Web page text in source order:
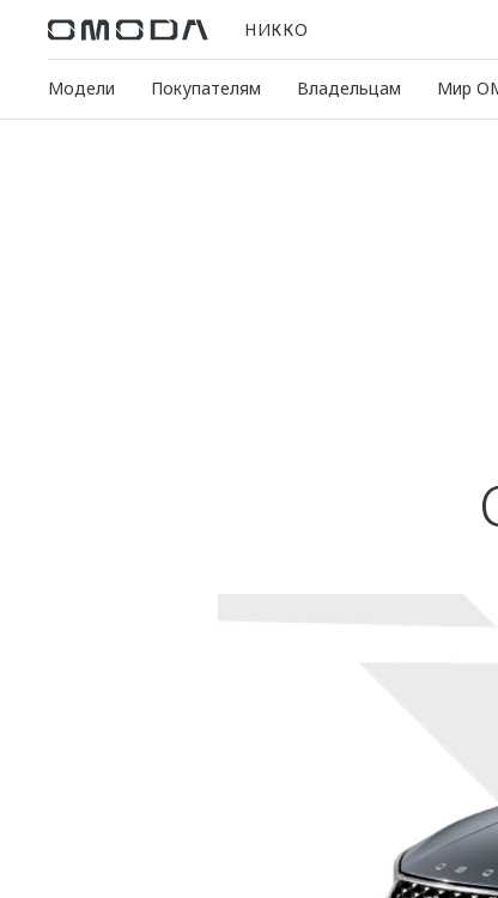
НИККО
Модели Покупателям Владельцам Мир